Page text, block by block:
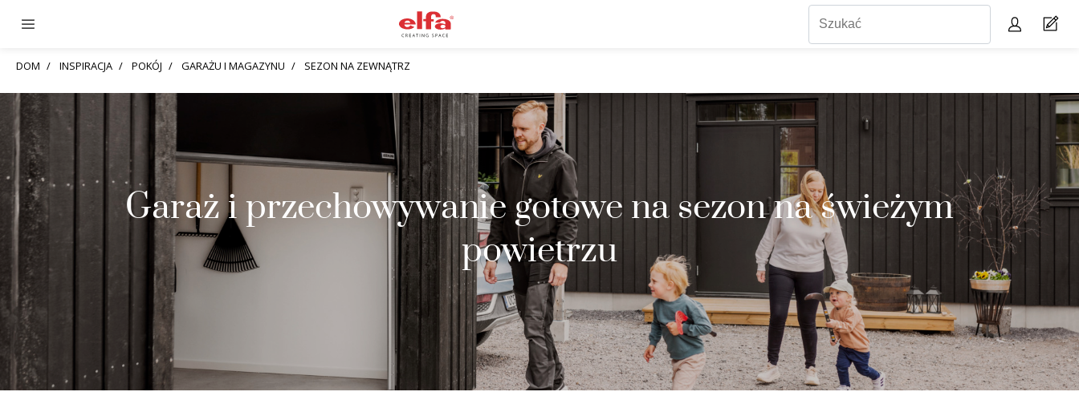
DOM INSPIRACJA POKÓJ GARAŻU I MAGAZYNU SEZON NA ZEWNĄTRZ
Garaż i przechowywanie gotowe na sezon na świeżym
powietrzu